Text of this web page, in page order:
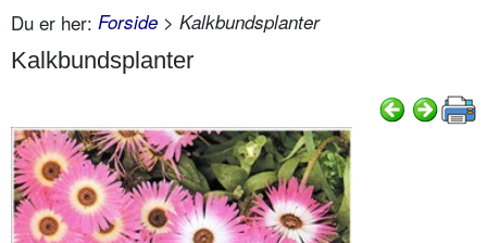
Du er her: Forside > Kalkbundsplanter
Kalkbundsplanter